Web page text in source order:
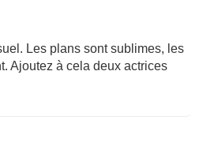
Les plans sont sublimes, les
Ajoutez à cela deux actrices